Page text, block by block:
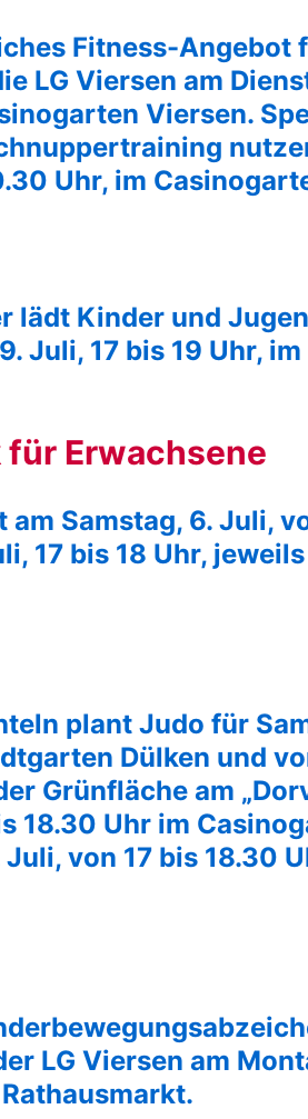
Fitness-Angebot
LG Viersen am
Viersen.
Uhr, im
lädt Kinder und
Juli, 17 bis 19 Uhr,
Erwachsene
Samstag, 6. Juli,
17 bis 18 Uhr,
plant Judo für
Dülken und
Grünfläche am
18.30 Uhr im
von 17 bis 18.30
LG Viersen am